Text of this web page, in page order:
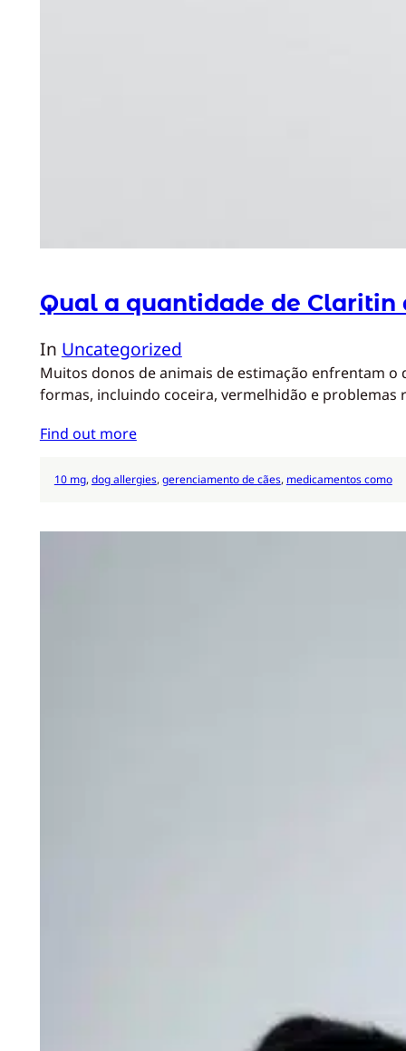
Qual a quantidade de Claritin
In Uncategorized
Muitos donos de animais de estimação enfrentam
formas, incluindo coceira, vermelhidão e
Find out more
10 mg, dog allergies, gerenciamento de cães, medicamentos como